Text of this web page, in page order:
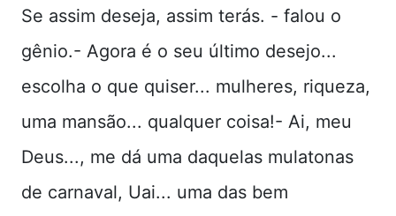
Se assim deseja, assim terás. - falou o
gênio.- Agora é o seu último desejo...
escolha o que quiser... mulheres, riqueza,
uma mansão... qualquer coisa!- Ai, meu
Deus..., me dá uma daquelas mulatonas
de carnaval, Uai... uma das bem